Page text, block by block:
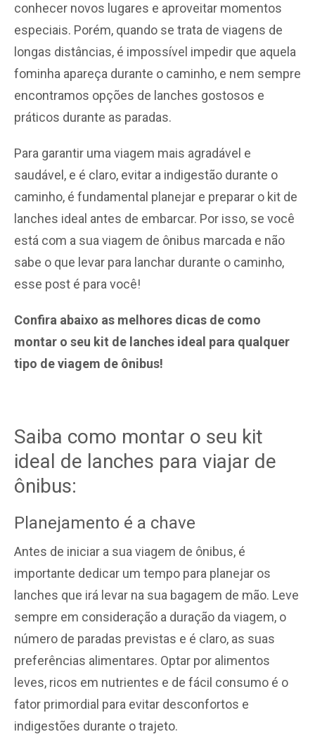
conhecer novos lugares e aproveitar momentos
especiais. Porém, quando se trata de viagens de
longas distâncias, é impossível impedir que aquela
fominha apareça durante o caminho, e nem sempre
encontramos opções de lanches gostosos e
práticos durante as paradas.
Para garantir uma viagem mais agradável e
saudável, e é claro, evitar a indigestão durante o
caminho, é fundamental planejar e preparar o kit de
lanches ideal antes de embarcar. Por isso, se você
está com a sua viagem de ônibus marcada e não
sabe o que levar para lanchar durante o caminho,
esse post é para você!
Confira abaixo as melhores dicas de como
montar o seu kit de lanches ideal para qualquer
tipo de viagem de ônibus!
Saiba como montar o seu kit
ideal de lanches para viajar de
ônibus:
Planejamento é a chave
Antes de iniciar a sua viagem de ônibus, é
importante dedicar um tempo para planejar os
lanches que irá levar na sua bagagem de mão. Leve
sempre em consideração a duração da viagem, o
número de paradas previstas e é claro, as suas
preferências alimentares. Optar por alimentos
leves, ricos em nutrientes e de fácil consumo é o
fator primordial para evitar desconfortos e
indigestões durante o trajeto.